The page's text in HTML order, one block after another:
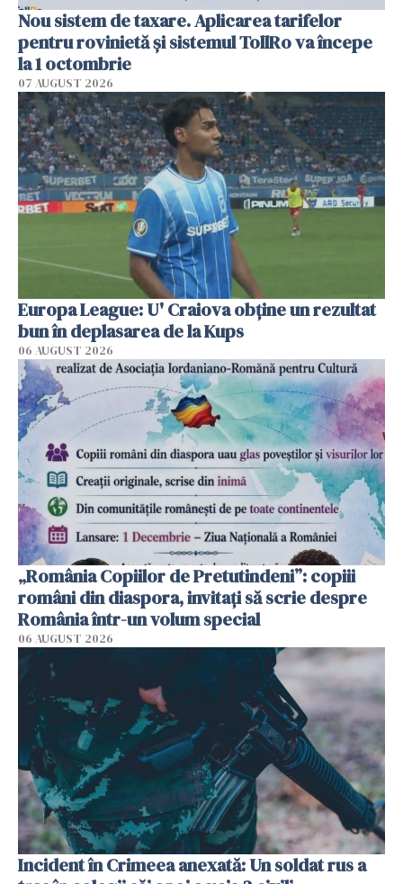
Nou sistem de taxare. Aplicarea tarifelor
pentru rovinietă şi sistemul TollRo va începe
la 1 octombrie
07 AUGUST 2026
Europa League: U' Craiova obține un rezultat
bun în deplasarea de la Kups
06 AUGUST 2026
„România Copiilor de Pretutindeni”: copiii
români din diaspora, invitați să scrie despre
România într-un volum special
06 AUGUST 2026
Incident în Crimeea anexată: Un soldat rus a